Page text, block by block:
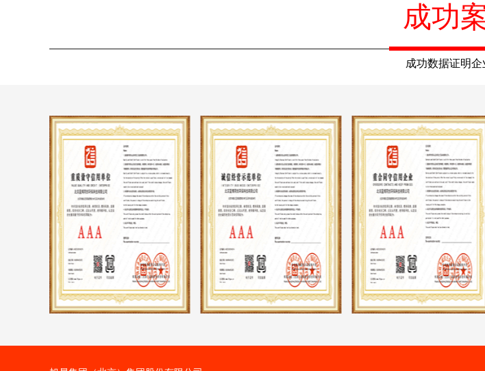
成功
成功数据证明企